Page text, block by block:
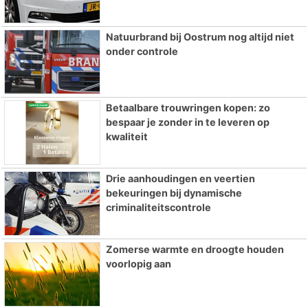
Natuurbrand bij Oostrum nog altijd niet
onder controle
Betaalbare trouwringen kopen: zo
bespaar je zonder in te leveren op
kwaliteit
Drie aanhoudingen en veertien
bekeuringen bij dynamische
criminaliteitscontrole
Zomerse warmte en droogte houden
voorlopig aan